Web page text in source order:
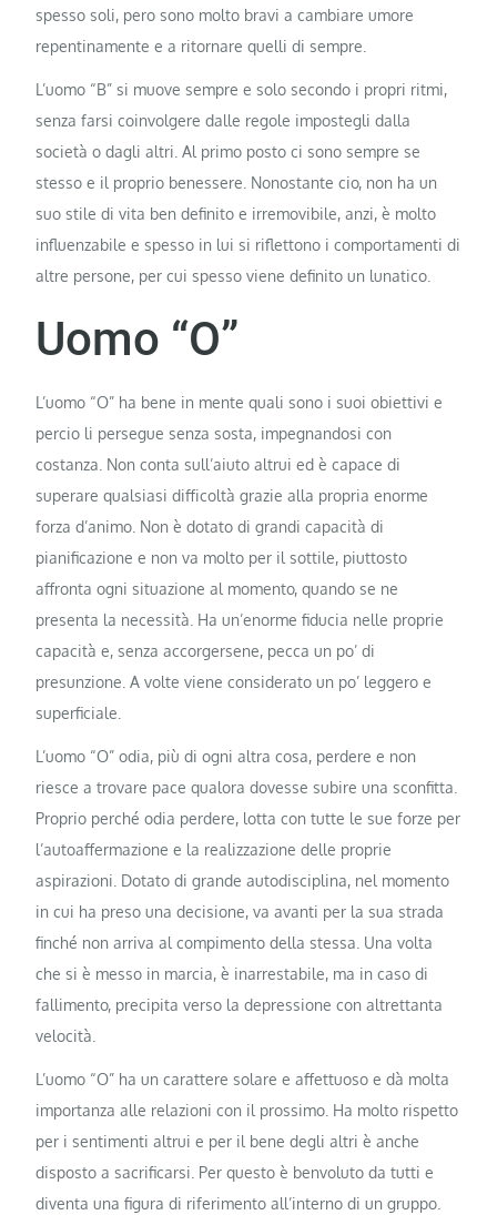
spesso soli, pero sono molto bravi a cambiare umore
repentinamente e a ritornare quelli di sempre.
L’uomo “B” si muove sempre e solo secondo i propri ritmi,
senza farsi coinvolgere dalle regole impostegli dalla
società o dagli altri. Al primo posto ci sono sempre se
stesso e il proprio benessere. Nonostante cio, non ha un
suo stile di vita ben definito e irremovibile, anzi, è molto
influenzabile e spesso in lui si riflettono i comportamenti di
altre persone, per cui spesso viene definito un lunatico.
Uomo “O”
L’uomo “O” ha bene in mente quali sono i suoi obiettivi e
percio li persegue senza sosta, impegnandosi con
costanza. Non conta sull’aiuto altrui ed è capace di
superare qualsiasi difficoltà grazie alla propria enorme
forza d’animo. Non è dotato di grandi capacità di
pianificazione e non va molto per il sottile, piuttosto
affronta ogni situazione al momento, quando se ne
presenta la necessità. Ha un’enorme fiducia nelle proprie
capacità e, senza accorgersene, pecca un po’ di
presunzione. A volte viene considerato un po’ leggero e
superficiale.
L’uomo “O” odia, più di ogni altra cosa, perdere e non
riesce a trovare pace qualora dovesse subire una sconfitta.
Proprio perché odia perdere, lotta con tutte le sue forze per
l’autoaffermazione e la realizzazione delle proprie
aspirazioni. Dotato di grande autodisciplina, nel momento
in cui ha preso una decisione, va avanti per la sua strada
finché non arriva al compimento della stessa. Una volta
che si è messo in marcia, è inarrestabile, ma in caso di
fallimento, precipita verso la depressione con altrettanta
velocità.
L’uomo “O” ha un carattere solare e affettuoso e dà molta
importanza alle relazioni con il prossimo. Ha molto rispetto
per i sentimenti altrui e per il bene degli altri è anche
disposto a sacrificarsi. Per questo è benvoluto da tutti e
diventa una figura di riferimento all’interno di un gruppo.